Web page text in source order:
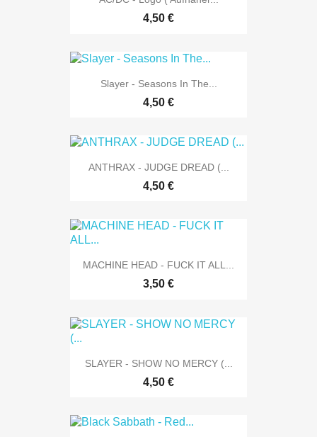
4,50 €
Slayer - Seasons In The...
4,50 €
ANTHRAX - JUDGE DREAD (...
4,50 €
MACHINE HEAD - FUCK IT ALL...
3,50 €
SLAYER - SHOW NO MERCY (...
4,50 €